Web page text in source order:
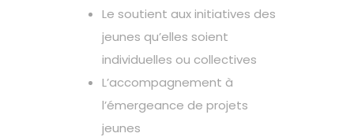
Le soutient aux initiatives des
jeunes qu’elles soient
individuelles ou collectives
L’accompagnement à
l’émergeance de projets
jeunes